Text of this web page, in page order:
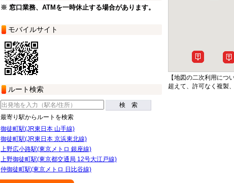
※ 窓口業務、ATMを一時休止する場合があります。
モバイルサイト
ルート検索
検 索
最寄り駅からルートを検索
御徒町駅(JR東日本 山手線)
御徒町駅(JR東日本 京浜東北線)
上野広小路駅(東京メトロ 銀座線)
上野御徒町駅(東京都交通局 12号大江戸線)
仲御徒町駅(東京メトロ 日比谷線)
【地図の二次利用に
超えて、許可なく複製